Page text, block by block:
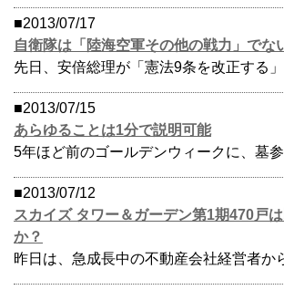
■2013/07/17
自衛隊は「陸海空軍その他の戦力」でな
先日、安倍総理が「憲法9条を改正する
■2013/07/15
あらゆることは1分で説明可能
5年ほど前のゴールデンウィークに、墓
■2013/07/12
スカイズ タワー＆ガーデン第1期470戸
か？
昨日は、急成長中の不動産会社経営者か